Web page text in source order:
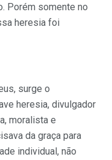
Porém somente no
heresia foi
surge o
heresia, divulgador
moralista e
da graça para
individual, não